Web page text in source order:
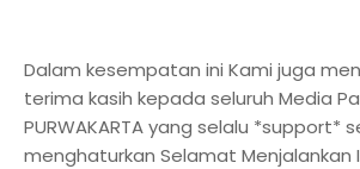
Dalam kesempatan ini Kami juga
terima kasih kepada seluruh Media
PURWAKARTA yang selalu *support*
menghaturkan Selamat Menjalankan